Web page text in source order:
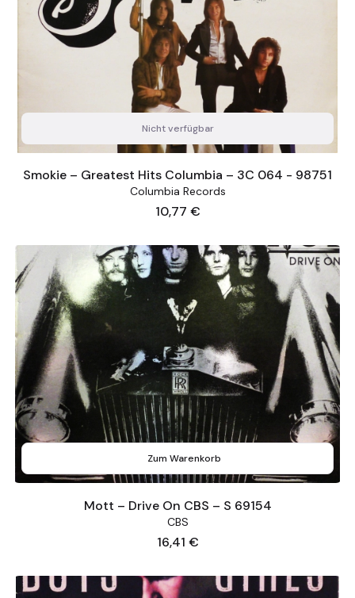
Nicht verfügbar
Smokie – Greatest Hits Columbia – 3C 064 - 98751
Columbia Records
Preis
10,77 €
Zum Warenkorb
Mott – Drive On CBS – S 69154
CBS
Preis
16,41 €